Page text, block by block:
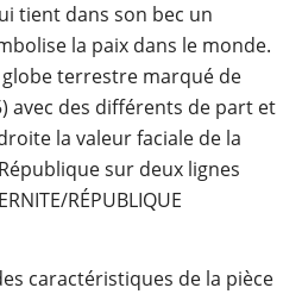
tient dans son bec un
la paix dans le monde.
terrestre marqué de
avec des différents de part et
la valeur faciale de la
sur deux lignes
RÉPUBLIQUE
caractéristiques de la pièce